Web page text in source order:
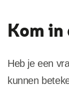
Kom
Heb je een
kunnen